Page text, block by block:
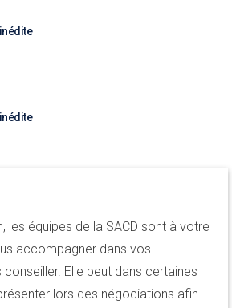
les équipes de la SACD sont à votre
accompagner dans vos
Elle peut dans certaines
lors des négociations afin